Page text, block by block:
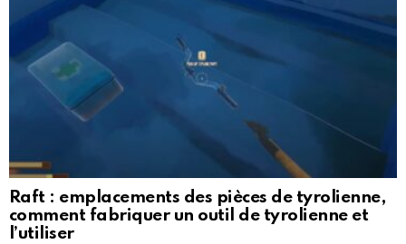
Raft : emplacements des pièces de tyrolienne,
comment fabriquer un outil de tyrolienne et
l’utiliser